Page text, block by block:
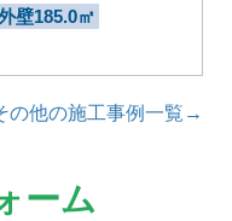
壁185.0㎡
の他の施工事例一覧→
ーム